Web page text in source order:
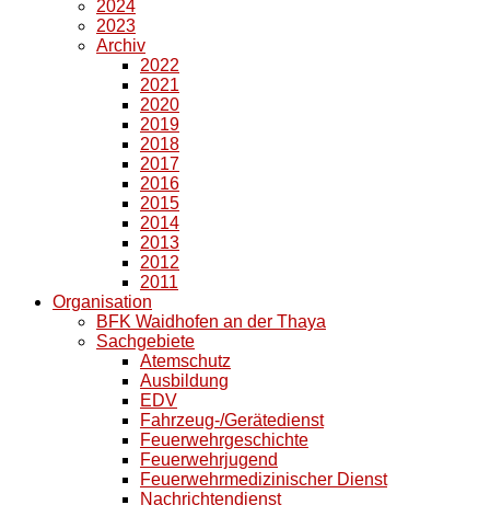
2024
2023
Archiv
2022
2021
2020
2019
2018
2017
2016
2015
2014
2013
2012
2011
Organisation
BFK Waidhofen an der Thaya
Sachgebiete
Atemschutz
Ausbildung
EDV
Fahrzeug-/Gerätedienst
Feuerwehrgeschichte
Feuerwehrjugend
Feuerwehrmedizinischer Dienst
Nachrichtendienst